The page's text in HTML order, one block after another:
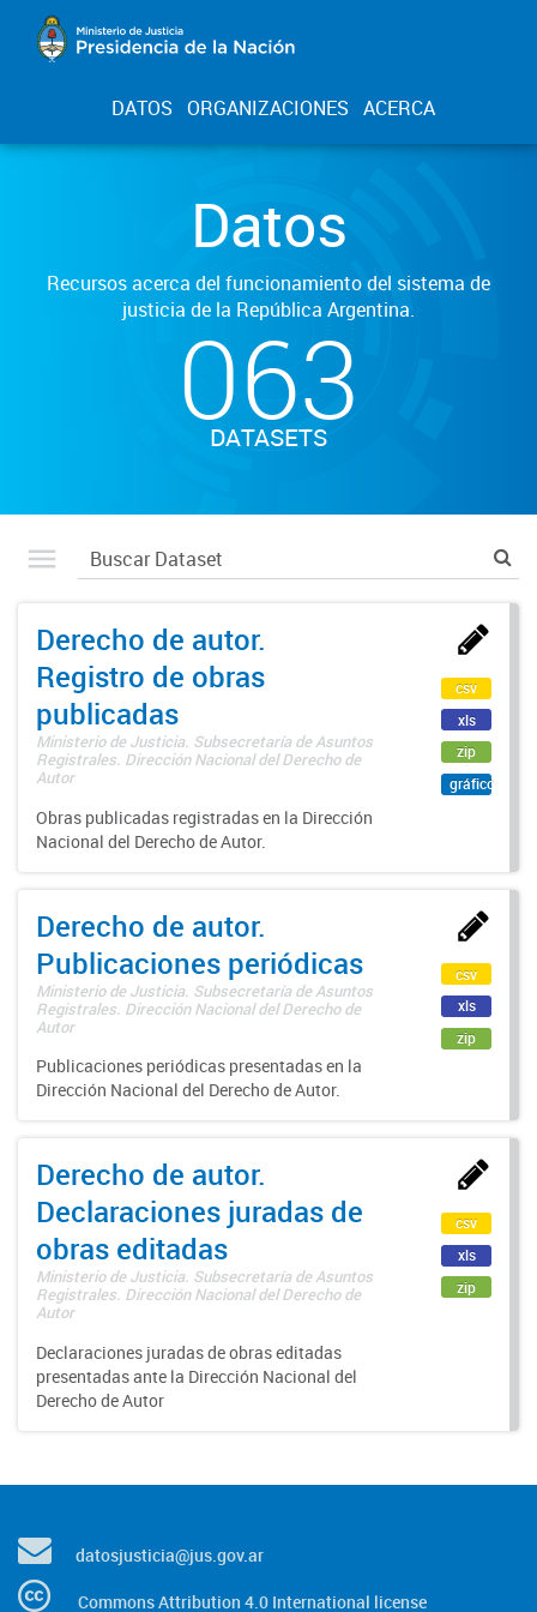
DATOS ORGANIZACIONES ACERCA
Datos
Recursos acerca del funcionamiento del sistema de
justicia de la República Argentina.
063
DATASETS
Derecho de autor.
Registro de obras
publicadas
Ministerio de Justicia. Subsecretaría de Asuntos
Registrales. Dirección Nacional del Derecho de
Autor
Obras publicadas registradas en la Dirección
Nacional del Derecho de Autor.
csv
xls
zip
gráfico
Derecho de autor.
Publicaciones periódicas
Ministerio de Justicia. Subsecretaría de Asuntos
Registrales. Dirección Nacional del Derecho de
Autor
Publicaciones periódicas presentadas en la
Dirección Nacional del Derecho de Autor.
csv
xls
zip
Derecho de autor.
Declaraciones juradas de
obras editadas
Ministerio de Justicia. Subsecretaría de Asuntos
Registrales. Dirección Nacional del Derecho de
Autor
Declaraciones juradas de obras editadas
presentadas ante la Dirección Nacional del
Derecho de Autor
csv
xls
zip
datosjusticia@jus.gov.ar
Commons Attribution 4.0 International license